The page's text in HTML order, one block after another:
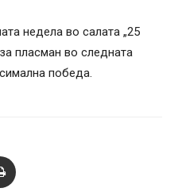
недела во салата „25
пласман во следната
победа.